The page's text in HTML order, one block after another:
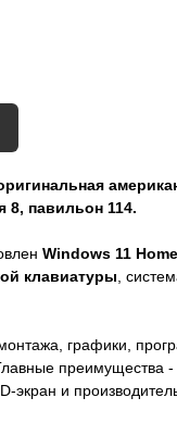
8, павильон 114.
Windows 11
клавиатуры,
графики,
преимущества -
экран и